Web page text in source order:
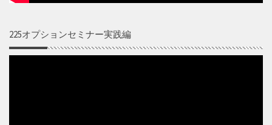
225オプションセミナー実践編